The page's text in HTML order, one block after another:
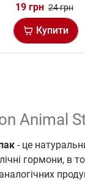
19 грн 24 грн
Купити
Animal
- це
гормони, в